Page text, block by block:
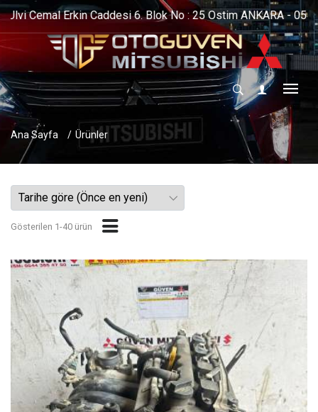
- 0544 385 47 50 - 0533 739 40 04
Ana Sayfa Ürünler
Gösterilen 1-40 ürün